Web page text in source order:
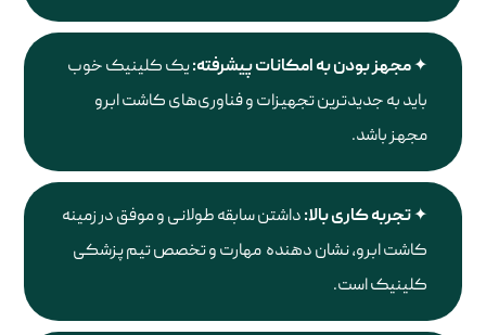
مجهز بودن به امکانات پیشرفته:یک کلینیک خوب
باید به جدیدترین تجهیزات و فناوری‌های کاشت ابرو
مجهز باشد.
تجربه کاری بالا:داشتن سابقه طولانی و موفق در زمینه
کاشت ابرو، نشان دهنده مهارت و تخصص تیم پزشکی
کلینیک است.